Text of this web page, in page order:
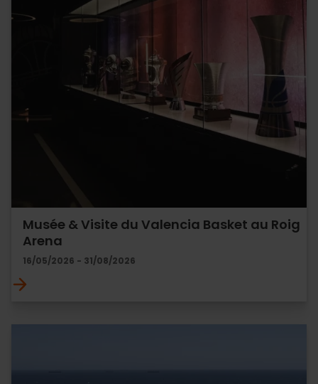
Musée & Visite du Valencia Basket au Roig
Arena
16/05/2026 - 31/08/2026